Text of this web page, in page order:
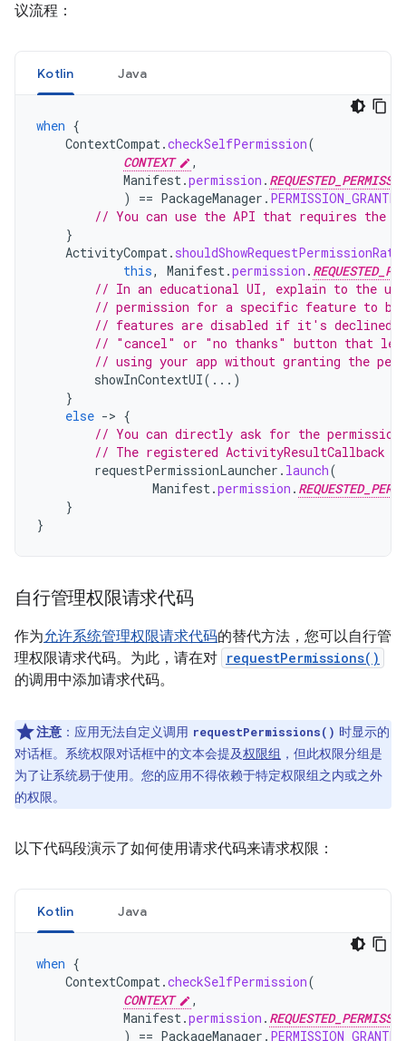
议流程：
Kotlin Java
when {
ContextCompat.checkSelfPermission(
CONTEXT
,
Manifest.permission .
)
== PackageManager . PERMISSION_GRANTED
// You can use the API that requires the
}
ActivityCompat.
this, Manifest.permission .
// In an educational UI, explain to the
// permission for a specific feature to
// features are disabled if it's
// "cancel" or "no thanks" button that
// using your app without granting the
showInContextUI(...)
}
else -> {
// You can directly ask for the
// The registered ActivityResultCallback
requestPermissionLauncher . launch(
Manifest.permission .
}
}
自行管理权限请求代码
作为允许系统管理权限请求代码的替代方法，您可以自行管
理权限请求代码。为此，请在对 requestPermissions()
的调用中添加请求代码。
注意 ：应用无法自定义调用 requestPermissions() 时显示的
对话框。系统权限对话框中的文本会提及权限组 ，但此权限分组是
为了让系统易于使用。您的应用不得依赖于特定权限组之内或之外
的权限。
以下代码段演示了如何使用请求代码来请求权限：
Kotlin Java
when {
ContextCompat.checkSelfPermission(
CONTEXT
,
Manifest.permission .
)
== PackageManager . PERMISSION_GRANTED